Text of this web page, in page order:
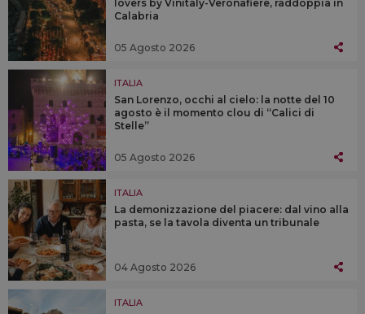
lovers by Vinitaly-Veronafiere, raddoppia in
Calabria
05 Agosto 2026
ITALIA
San Lorenzo, occhi al cielo: la notte del 10
agosto è il momento clou di “Calici di
Stelle”
05 Agosto 2026
ITALIA
La demonizzazione del piacere: dal vino alla
pasta, se la tavola diventa un tribunale
04 Agosto 2026
ITALIA